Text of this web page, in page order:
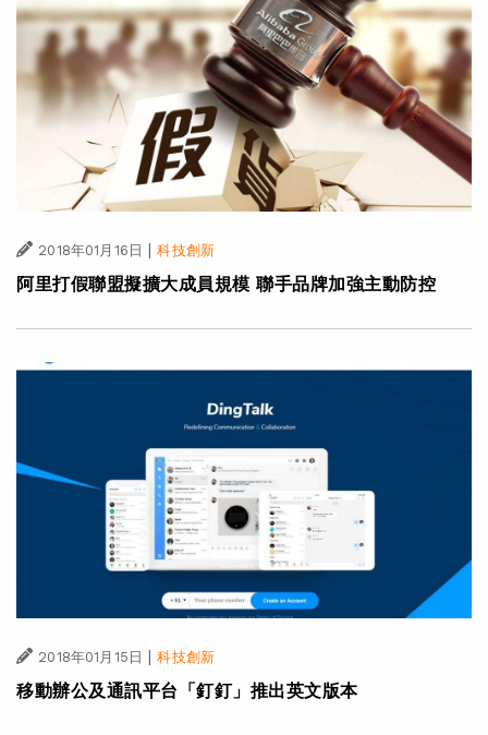
2018年01月16日 | 科技創新
阿里打假聯盟擬擴大成員規模 聯手品牌加強主動防控
2018年01月15日 | 科技創新
移動辦公及通訊平台「釘釘」推出英文版本